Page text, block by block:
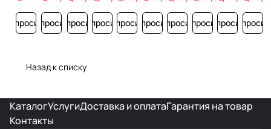
ЗапроситьЗапроситьЗапроситьЗапроситьЗапроситьЗапроситьЗапроситьЗапроситьЗапросить
Назад к списку
КаталогУслугиДоставка и оплатаГарантия на товар
Контакты